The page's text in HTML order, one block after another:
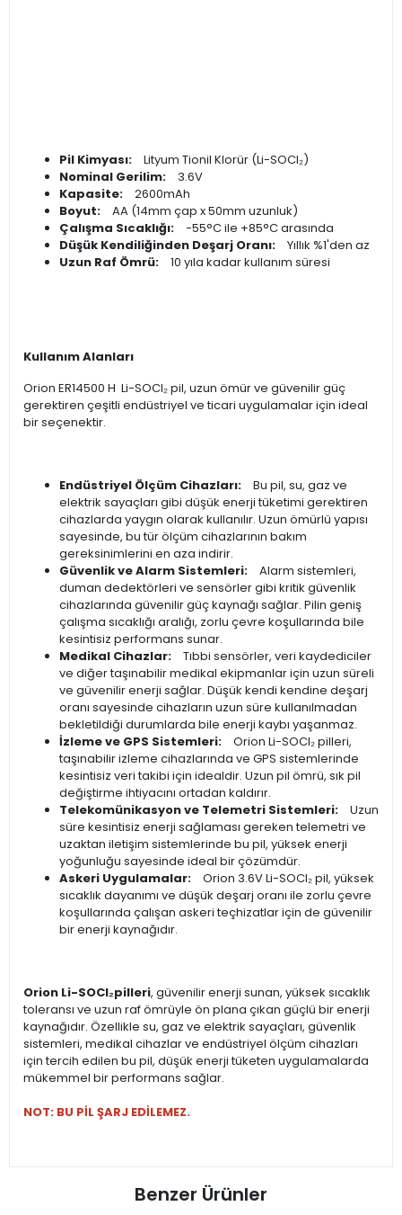
Pil Kimyası: Lityum Tionil Klorür (Li-SOCl₂)
Nominal Gerilim: 3.6V
Kapasite: 2600mAh
Boyut: AA (14mm çap x 50mm uzunluk)
Çalışma Sıcaklığı: -55°C ile +85°C arasında
Düşük Kendiliğinden Deşarj Oranı: Yıllık %1'den az
Uzun Raf Ömrü: 10 yıla kadar kullanım süresi
Kullanım Alanları
Orion ER14500 H Li-SOCl₂ pil, uzun ömür ve güvenilir güç
gerektiren çeşitli endüstriyel ve ticari uygulamalar için ideal
bir seçenektir.
Endüstriyel Ölçüm Cihazları: Bu pil, su, gaz ve
elektrik sayaçları gibi düşük enerji tüketimi gerektiren
cihazlarda yaygın olarak kullanılır. Uzun ömürlü yapısı
sayesinde, bu tür ölçüm cihazlarının bakım
gereksinimlerini en aza indirir.
Güvenlik ve Alarm Sistemleri: Alarm sistemleri,
duman dedektörleri ve sensörler gibi kritik güvenlik
cihazlarında güvenilir güç kaynağı sağlar. Pilin geniş
çalışma sıcaklığı aralığı, zorlu çevre koşullarında bile
kesintisiz performans sunar.
Medikal Cihazlar: Tıbbi sensörler, veri kaydediciler
ve diğer taşınabilir medikal ekipmanlar için uzun süreli
ve güvenilir enerji sağlar. Düşük kendi kendine deşarj
oranı sayesinde cihazların uzun süre kullanılmadan
bekletildiği durumlarda bile enerji kaybı yaşanmaz.
İzleme ve GPS Sistemleri: Orion Li-SOCl₂ pilleri,
taşınabilir izleme cihazlarında ve GPS sistemlerinde
kesintisiz veri takibi için idealdir. Uzun pil ömrü, sık pil
değiştirme ihtiyacını ortadan kaldırır.
Telekomünikasyon ve Telemetri Sistemleri: Uzun
süre kesintisiz enerji sağlaması gereken telemetri ve
uzaktan iletişim sistemlerinde bu pil, yüksek enerji
yoğunluğu sayesinde ideal bir çözümdür.
Askeri Uygulamalar: Orion 3.6V Li-SOCl₂ pil, yüksek
sıcaklık dayanımı ve düşük deşarj oranı ile zorlu çevre
koşullarında çalışan askeri teçhizatlar için de güvenilir
bir enerji kaynağıdır.
Orion Li-SOCl₂pilleri, güvenilir enerji sunan, yüksek sıcaklık
toleransı ve uzun raf ömrüyle ön plana çıkan güçlü bir enerji
kaynağıdır. Özellikle su, gaz ve elektrik sayaçları, güvenlik
sistemleri, medikal cihazlar ve endüstriyel ölçüm cihazları
için tercih edilen bu pil, düşük enerji tüketen uygulamalarda
mükemmel bir performans sağlar.
NOT: BU PİL ŞARJ EDİLEMEZ.
Benzer Ürünler